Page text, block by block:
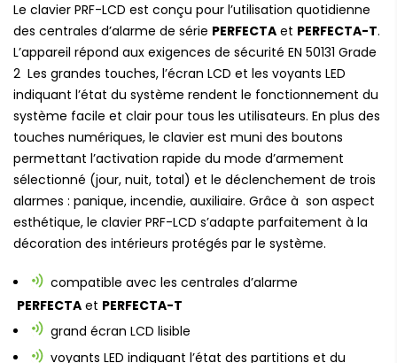
Le clavier PRF-LCD est conçu pour l’utilisation quotidienne
des centrales d’alarme de série PERFECTA et PERFECTA-T.
L’appareil répond aux exigences de sécurité EN 50131 Grade
2 Les grandes touches, l’écran LCD et les voyants LED
indiquant l’état du système rendent le fonctionnement du
système facile et clair pour tous les utilisateurs. En plus des
touches numériques, le clavier est muni des boutons
permettant l’activation rapide du mode d’armement
sélectionné (jour, nuit, total) et le déclenchement de trois
alarmes : panique, incendie, auxiliaire. Grâce à son aspect
esthétique, le clavier PRF-LCD s’adapte parfaitement à la
décoration des intérieurs protégés par le système.
compatible avec les centrales d’alarme
PERFECTA et PERFECTA-T
grand écran LCD lisible
voyants LED indiquant l’état des partitions et du